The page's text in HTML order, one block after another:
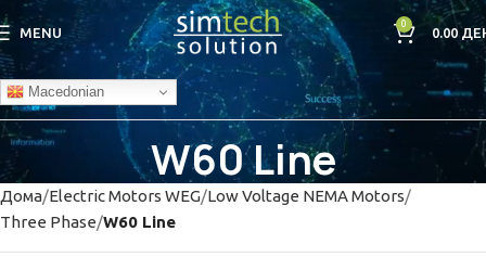
MENU
0
0.00
Macedonian
W60 Line
Дома Electric Motors WEG Low Voltage NEMA Motors
Three Phase W60 Line